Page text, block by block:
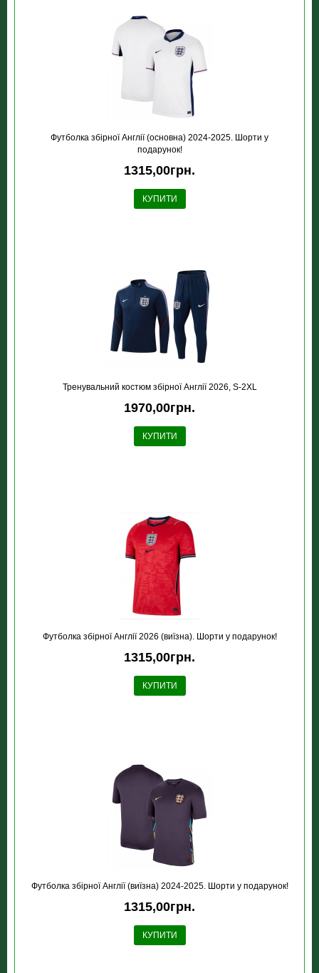
Футболка збірної Англії (основна) 2024-2025. Шорти у
подарунок!
1315,00грн.
КУПИТИ
Тренувальний костюм збірної Англії 2026, S-2XL
1970,00грн.
КУПИТИ
Футболка збірної Англії 2026 (виїзна). Шорти у подарунок!
1315,00грн.
КУПИТИ
Футболка збірної Англії (виїзна) 2024-2025. Шорти у подарунок!
1315,00грн.
КУПИТИ